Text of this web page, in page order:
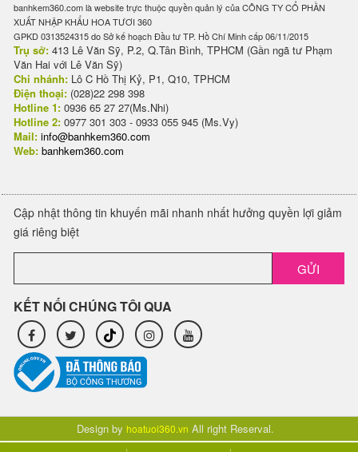
banhkem360.com là website trực thuộc quyền quản lý của CÔNG TY CỔ PHẦN
XUẤT NHẬP KHẨU HOA TƯƠI 360
GPKD 0313524315 do Sở kế hoạch Đầu tư TP. Hồ Chí Minh cấp 06/11/2015
Trụ sở: 413 Lê Văn Sỹ, P.2, Q.Tân Bình, TPHCM (Gần ngã tư Phạm
Văn Hai với Lê Văn Sỹ)
Chi nhánh: Lô C Hồ Thị Kỷ, P1, Q10, TPHCM
Điện thoại: (028)22 298 398
Hotline 1: 0936 65 27 27(Ms.Nhi)
Hotline 2: 0977 301 303 - 0933 055 945 (Ms.Vy)
Mail: info@banhkem360.com
Web: banhkem360.com
Cập nhật thông tin khuyến mãi nhanh nhất hưởng quyền lợi giảm
giá riêng biệt
GỬI
KẾT NỐI CHÚNG TÔI QUA
Design by hoatuoi360.vn All right Reserval.